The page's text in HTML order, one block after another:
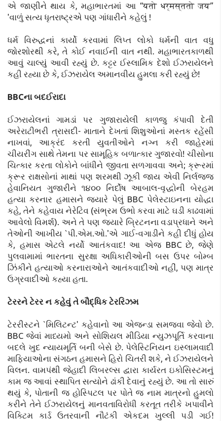
એ જાણીને થાય કે, મહાભારતમાં આ “यतो धर्मस्ततो जय”
'વાળું સત્ય ધૃતરાષ્ટ્રએ પણ ગાંધારીને કહેલું !
ધર્મ વિરુદ્ધનાં કાર્યો કરવામાં લિપ્ત લોકો ધર્મની વાત વધુ
જોરશોરથી કરે, તે કોઈ નવાઈની વાત નથી. મહાભારતકાળથી
આવું ચાલ્યું આવી રહ્યું છે. કટ્ટર ઈસ્લામિક દેશો ઈઝરાયેલને
કહી રહ્યા છે કે, ઈઝરાયેલ અમાનવીય હુમલા કરી રહ્યું છે!
BBCના બદઈરાદા
ઈઝરાયેલનાં ગામડાં પર ગુજારાયેલી કાળજુ કંપાવી દેતી
અરેરાટીભરી ત્રાસદી- માતાને દેખતાં શિશુઓનાં મસ્તક રહેંસી
નાખવાં, આક્રંદ કરતી યુવતીઓને નગ્ન કરી જાહેરમાં
ચીયરીંગ સાથે તેમના પર સામૂહિક બળાત્કાર ગુજારવો! ચીસોના
ચિત્કાર કરતા લોકોને બાંધીને જીવતા સળગાવવા અને; ક્રૂરમાં
ક્રૂર રાક્ષસોનાં માથાં પણ શરમથી ઝૂકી જાય એવી નિર્લજ્જ
હેવાનિયત ગુજારીને ૧૪૦૦ નિર્દોષ આબાલ-વૃદ્ધોની બેરહમ
હત્યા કરનાર હમાસને જ્યારે પેલું BBC પેલેસ્ટાઇનના યોદ્ધા
કહે, તેને કહેવાય નેરેટિવ (સંભ્રમ ઉભો કરવા માટે ઘડી કાઢવામાં
આવેલો વિમર્શ). અને તે પણ જ્યારે બ્રિટનના વડાપ્રધાને અને
તેઓની આખીય `પી.એમ.ઓ.'એ ગાઈ-વગાડીને કહી દીધું હોય
કે, હમાસ એટલે નર્યો આતંકવાદ! આ એજ BBC છે, જેણે
પુલવામામાં ભારતના સુરક્ષા અધિકારીઓની બસ ઉપર બોમ્બ
ઝિંકીને હત્યાઓ કરનારાઓને આતંકવાદીઓ નહીં, પણ માત્ર
ઉગ્રવાદીઓ કહ્યા હતા.
ટેરરને ટેરર ન કહેવું તે બૌદ્ધિક ટેરરિઝમ
ટેરરીસ્ટને `મિલિટન્ટ' કહેવાનો આ એજન્ડા સમજવા જેવો છે.
BBC જેવાં માધ્યમો અને સોશિયલ મીડિયા ન્યુઝપૂર્તિ કરવાના
બદલે ખુદ ન્યાયમૂર્તિ બની બેસે છે. પેલેસ્ટિનિયન ઇસ્લામવાદી
માફિયાઓના સંગઠન હમાસને હિરો ચિતરી શકે, ને ઈઝરાયેલને
વિલન. વામપંથી જેહાદી લિબરલ્સ દ્વારા કાર્યરત ઇકોસિસ્ટમનું
કામ જ આવાં સ્થાપિત સત્યોને ઢાંકી દેવાનું રહ્યું છે. આ તો સારું
થયું કે, પોતાની જ હોસ્પિટલ પર પોતે જ નામ માત્રનો હુમલો
કરીને તેને ઈઝરાયેલનું માનવતાવિરોધી કરતૂત તરીકે ખપાવીને
વિક્ટિમ કાર્ડ ઉતરવાની નૌટંકી એકદમ ખુલ્લી પડી ગઈ!